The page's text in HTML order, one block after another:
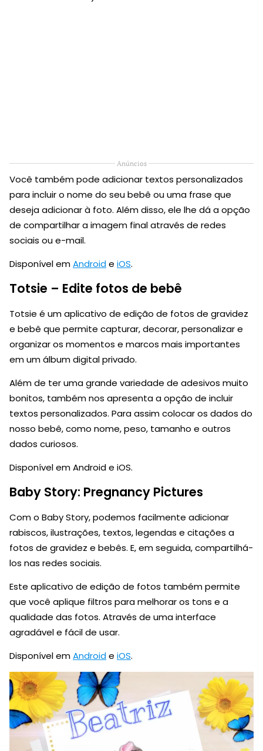
Anúncios
Você também pode adicionar textos personalizados
para incluir o nome do seu bebê ou uma frase que
deseja adicionar à foto. Além disso, ele lhe dá a opção
de compartilhar a imagem final através de redes
sociais ou e-mail.
Disponível emAndroide iOS.
Totsie – Edite fotos de bebê
Totsie é um aplicativo de edição de fotos de gravidez
e bebê que permite capturar, decorar, personalizar e
organizar os momentos e marcos mais importantes
em um álbum digital privado.
Além de ter uma grande variedade de adesivos muito
bonitos, também nos apresenta a opção de incluir
textos personalizados. Para assim colocar os dados do
nosso bebê, como nome, peso, tamanho e outros
dados curiosos.
Disponível em Android e iOS.
Baby Story: Pregnancy Pictures
Com o Baby Story, podemos facilmente adicionar
rabiscos, ilustrações, textos, legendas e citações a
fotos de gravidez e bebês. E, em seguida, compartilhá-
los nas redes sociais.
Este aplicativo de edição de fotos também permite
que você aplique filtros para melhorar os tons e a
qualidade das fotos. Através de uma interface
agradável e fácil de usar.
Disponível emAndroide iOS.